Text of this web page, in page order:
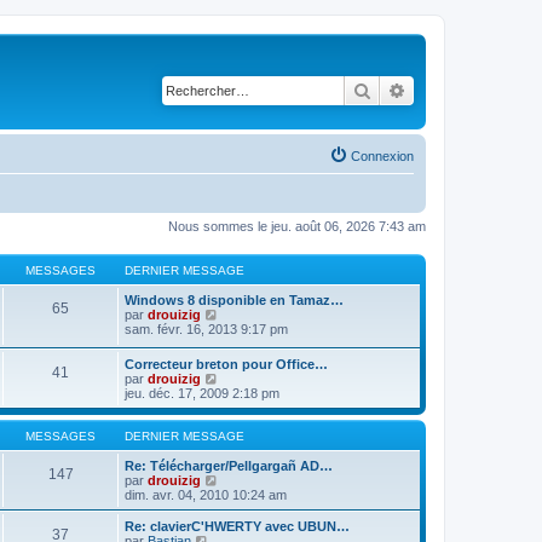
Rechercher
Connexion
Nous sommes le jeu. août 06, 2026 7:43 am
MESSAGES DERNIER MESSAGE
65
Windows 8 disponible en Tamaz…
par drouizig
o
u
l
t
e
r
l
d
e
r
n
i
sam. févr. 16, 2013 9:17 pm
41
Correcteur breton pour Office…
par drouizig
o
n
s
u
l
t
r
l
e
jeu. déc. 17, 2009 2:18 pm
MESSAGES DERNIER MESSAGE
147
Re: Télécharger/Pellgargañ AD…
par drouizig
o
n
s
dim. avr. 04, 2010 10:24 am
37
Re: clavierC'HWERTY avec UBUN…